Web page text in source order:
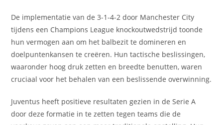
De implementatie van de 3-1-4-2 door Manchester City
tijdens een Champions League knockoutwedstrijd toonde
hun vermogen aan om het balbezit te domineren en
doelpuntenkansen te creëren. Hun tactische beslissingen,
waaronder hoog druk zetten en breedte benutten, waren
cruciaal voor het behalen van een beslissende overwinning.
Juventus heeft positieve resultaten gezien in de Serie A
door deze formatie in te zetten tegen teams die de